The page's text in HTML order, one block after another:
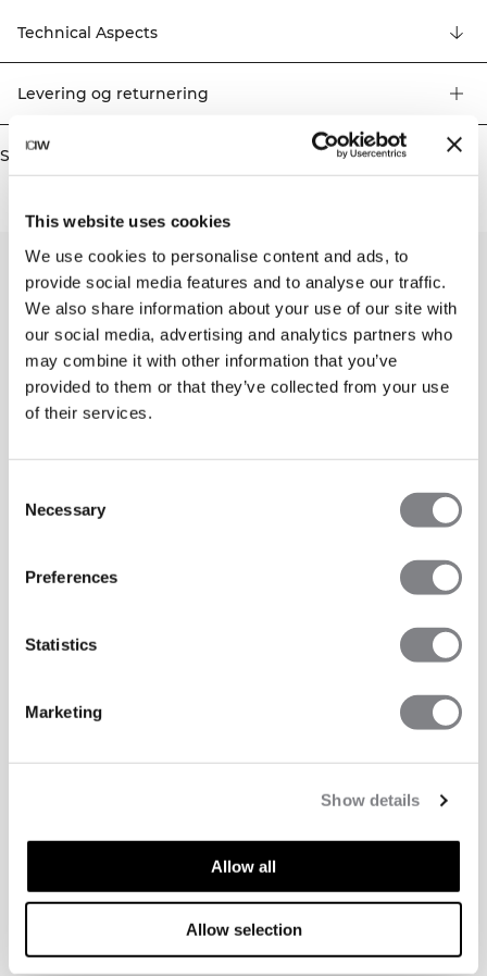
This website uses cookies
We use cookies to personalise content and ads, to
provide social media features and to analyse our traffic.
We also share information about your use of our site with
our social media, advertising and analytics partners who
may combine it with other information that you’ve
provided to them or that they’ve collected from your use
of their services.
Selection
Necessary
Preferences
Statistics
Marketing
Show details
Allow all
Allow selection
overalt. Det alsidige design passer perfekt sammen med dine yndlingsbukser
for et ubesværet og velklædt look. Den komfortable pasform giver fuld
bevægelsesfrihed, mens det tidløse design sikrer, at du altid ser præsentabel
balance mellem komfort og holdbarhed.
Technical Aspects
Levering og returnering
Similar products